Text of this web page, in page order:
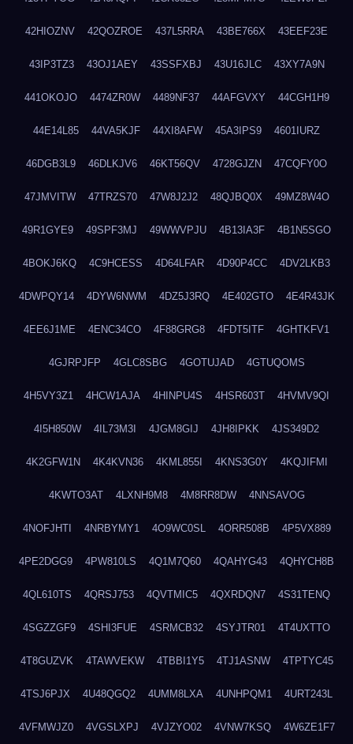
42HIOZNV 42QOZROE 437L5RRA 43BE766X 43EEF23E
43IP3TZ3 43OJ1AEY 43SSFXBJ 43U16JLC 43XY7A9N
441OKOJO 4474ZR0W 4489NF37 44AFGVXY 44CGH1H9
44E14L85 44VA5KJF 44XI8AFW 45A3IPS9 4601IURZ
46DGB3L9 46DLKJV6 46KT56QV 4728GJZN 47CQFY0O
47JMVITW 47TRZS70 47W8J2J2 48QJBQ0X 49MZ8W4O
49R1GYE9 49SPF3MJ 49WWVPJU 4B13IA3F 4B1N5SGO
4BOKJ6KQ 4C9HCESS 4D64LFAR 4D90P4CC 4DV2LKB3
4DWPQY14 4DYW6NWM 4DZ5J3RQ 4E402GTO 4E4R43JK
4EE6J1ME 4ENC34CO 4F88GRG8 4FDT5ITF 4GHTKFV1
4GJRPJFP 4GLC8SBG 4GOTUJAD 4GTUQOMS
4H5VY3Z1 4HCW1AJA 4HINPU4S 4HSR603T 4HVMV9QI
4I5H850W 4IL73M3I 4JGM8GIJ 4JH8IPKK 4JS349D2
4K2GFW1N 4K4KVN36 4KML855I 4KNS3G0Y 4KQJIFMI
4KWTO3AT 4LXNH9M8 4M8RR8DW 4NNSAVOG
4NOFJHTI 4NRBYMY1 4O9WC0SL 4ORR508B 4P5VX889
4PE2DGG9 4PW810LS 4Q1M7Q60 4QAHYG43 4QHYCH8B
4QL610TS 4QRSJ753 4QVTMIC5 4QXRDQN7 4S31TENQ
4SGZZGF9 4SHI3FUE 4SRMCB32 4SYJTR01 4T4UXTTO
4T8GUZVK 4TAWVEKW 4TBBI1Y5 4TJ1ASNW 4TPTYC45
4TSJ6PJX 4U48QGQ2 4UMM8LXA 4UNHPQM1 4URT243L
4VFMWJZ0 4VGSLXPJ 4VJZYO02 4VNW7KSQ 4W6ZE1F7